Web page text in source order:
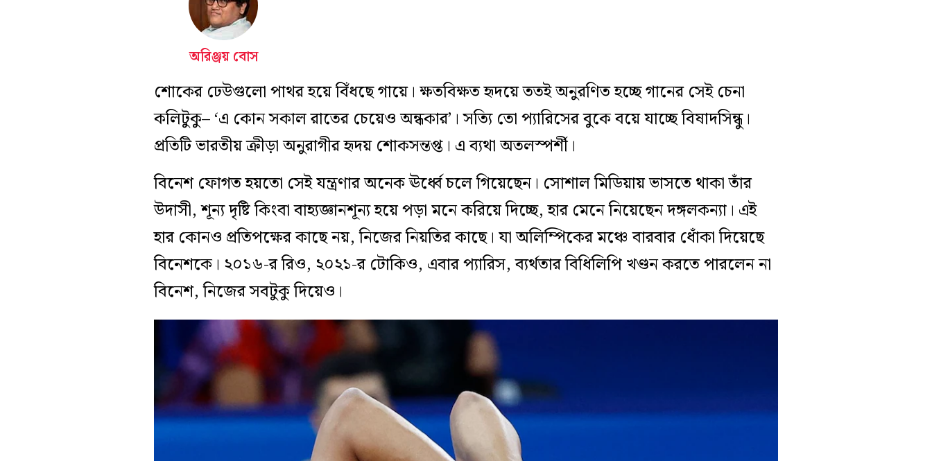
অরিঞ্জয় বোস
শোকের ঢেউগুলো পাথর হয়ে বিঁধছে গায়ে। ক্ষতবিক্ষত হৃদয়ে ততই অনুরণিত হচ্ছে গানের সেই চেনা
কলিটুকু– ‘এ কোন সকাল রাতের চেয়েও অন্ধকার’। সত্যি তো প্যারিসের বুকে বয়ে যাচ্ছে বিষাদসিন্ধু।
প্রতিটি ভারতীয় ক্রীড়া অনুরাগীর হৃদয় শোকসন্তপ্ত। এ ব্যথা অতলস্পর্শী।
বিনেশ ফোগত হয়তো সেই যন্ত্রণার অনেক ঊর্ধ্বে চলে গিয়েছেন। সোশাল মিডিয়ায় ভাসতে থাকা তাঁর
উদাসী, শূন্য দৃষ্টি কিংবা বাহ্যজ্ঞানশূন্য হয়ে পড়া মনে করিয়ে দিচ্ছে, হার মেনে নিয়েছেন দঙ্গলকন্যা। এই
হার কোনও প্রতিপক্ষের কাছে নয়, নিজের নিয়তির কাছে। যা অলিম্পিকের মঞ্চে বারবার ধোঁকা দিয়েছে
বিনেশকে। ২০১৬-র রিও, ২০২১-র টোকিও, এবার প্যারিস, ব্যর্থতার বিধিলিপি খণ্ডন করতে পারলেন না
বিনেশ, নিজের সবটুকু দিয়েও।